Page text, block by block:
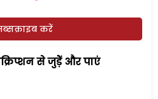
करें
से जुड़ेें और पाएं